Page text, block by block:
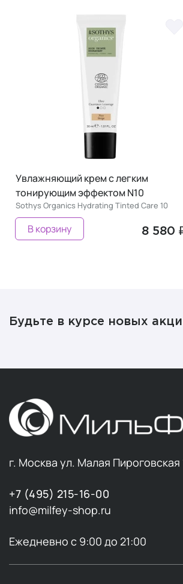
Увлажняющий крем с легким
тонирующим эффектом N10
Sothys Organics Hydrating Tinted Care 10
8 580
В корзину
Будьте в курсе новых
г. Москва ул. Малая Пироговская
+7 (495) 215-16-00
info@milfey-shop.ru
Ежедневно с 9:00 до 21:00